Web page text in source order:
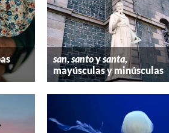
san,santoysanta,
mayúsculas y minúsculas